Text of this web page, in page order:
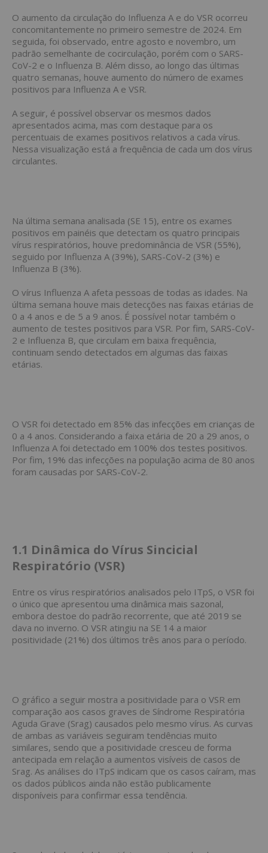
O aumento da circulação do Influenza A e do VSR ocorreu
concomitantemente no primeiro semestre de 2024. Em
seguida, foi observado, entre agosto e novembro, um
padrão semelhante de cocirculação, porém com o SARS-
CoV-2 e o Influenza B. Além disso, ao longo das últimas
quatro semanas, houve aumento do número de exames
positivos para Influenza A e VSR.
A seguir, é possível observar os mesmos dados
apresentados acima, mas com destaque para os
percentuais de exames positivos relativos a cada vírus.
Nessa visualização está a frequência de cada um dos vírus
circulantes.
Na última semana analisada (SE 15), entre os exames
positivos em painéis que detectam os quatro principais
vírus respiratórios, houve predominância de VSR (55%),
seguido por Influenza A (39%), SARS-CoV-2 (3%) e
Influenza B (3%).
O vírus Influenza A afeta pessoas de todas as idades. Na
última semana houve mais detecções nas faixas etárias de
0 a 4 anos e de 5 a 9 anos. É possível notar também o
aumento de testes positivos para VSR. Por fim, SARS-CoV-
2 e Influenza B, que circulam em baixa frequência,
continuam sendo detectados em algumas das faixas
etárias.
O VSR foi detectado em 85% das infecções em crianças de
0 a 4 anos. Considerando a faixa etária de 20 a 29 anos, o
Influenza A foi detectado em 100% dos testes positivos.
Por fim, 19% das infecções na população acima de 80 anos
foram causadas por SARS-CoV-2.
1.1 Dinâmica do Vírus Sincicial
Respiratório (VSR)
Entre os vírus respiratórios analisados pelo ITpS, o VSR foi
o único que apresentou uma dinâmica mais sazonal,
embora destoe do padrão recorrente, que até 2019 se
dava no inverno. O VSR atingiu na SE 14 a maior
positividade (21%) dos últimos três anos para o período.
O gráfico a seguir mostra a positividade para o VSR em
comparação aos casos graves de Síndrome Respiratória
Aguda Grave (Srag) causados pelo mesmo vírus. As curvas
de ambas as variáveis seguiram tendências muito
similares, sendo que a positividade cresceu de forma
antecipada em relação a aumentos visíveis de casos de
Srag. As análises do ITpS indicam que os casos caíram, mas
os dados públicos ainda não estão publicamente
disponíveis para confirmar essa tendência.